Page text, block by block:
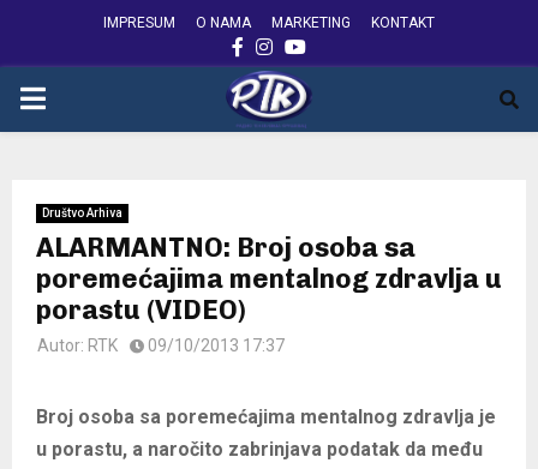
IMPRESUM O NAMA MARKETING KONTAKT
FACEBOOK
INSTAGRAM
YOUTUBE
PRIMARY
Društvo Arhiva
ALARMANTNO: Broj osoba sa
poremećajima mentalnog zdravlja u
porastu (VIDEO)
Autor: RTK 09/10/2013 17:37
Broj osoba sa poremećajima mentalnog zdravlja je
u porastu, a naročito zabrinjava podatak da među